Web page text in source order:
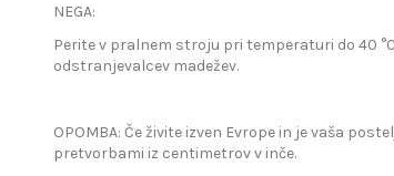
NEGA:
Perite v pralnem stroju pri temperaturi do 40
odstranjevalcev madežev.
OPOMBA: Če živite izven Evrope in je vaša
pretvorbami iz centimetrov v inče.